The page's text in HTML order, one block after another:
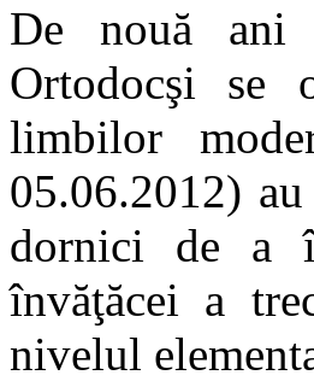
De nouă ani
Ortodocşi se
limbilor
05.06.2012)
dornici de a
învăţăcei a
nivelul